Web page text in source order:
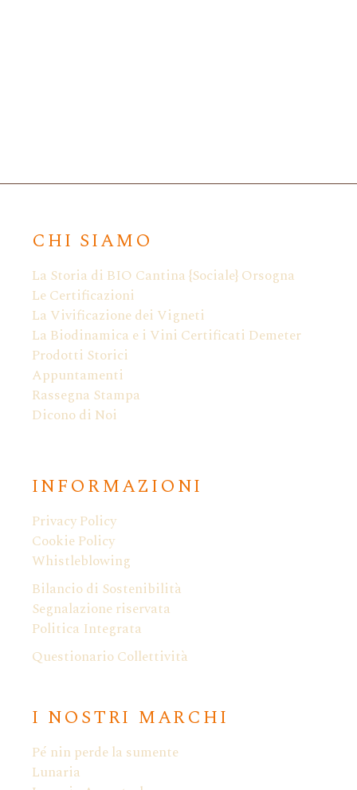
CHI SIAMO
La Storia di BIO Cantina {Sociale} Orsogna
Le Certificazioni
La Vivificazione dei Vigneti
La Biodinamica e i Vini Certificati Demeter
Prodotti Storici
Appuntamenti
Rassegna Stampa
Dicono di Noi
INFORMAZIONI
Privacy Policy
Cookie Policy
Whistleblowing
Bilancio di Sostenibilità
Segnalazione riservata
Politica Integrata
Questionario Collettività
I NOSTRI MARCHI
Pé nin perde la sumente
Lunaria